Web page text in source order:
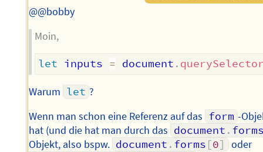
@@bobby
Moin,
let inputs = document .
Warum let ?
Wenn man schon eine Referenz auf das form -
hat (und die hat man durch das document .
Objekt, also bspw. document . forms [0]
oder